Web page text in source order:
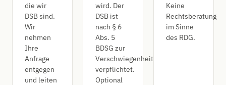
die wir
DSB sind.
Wir
nehmen
Ihre
Anfrage
entgegen
und leiten
wird. Der
DSB ist
nach § 6
Abs. 5
BDSG zur
Verschwiegenheit
verpflichtet.
Optional
Keine
Rechtsberatung
im Sinne
des RDG.